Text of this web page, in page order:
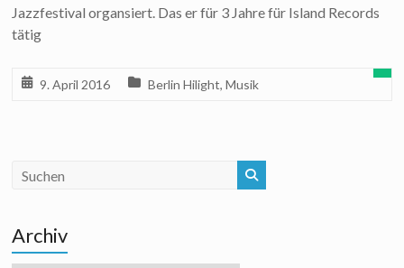
Jazzfestival organsiert. Das er für 3 Jahre für Island Records
tätig
9. April 2016 Berlin Hilight,Musik
Archiv